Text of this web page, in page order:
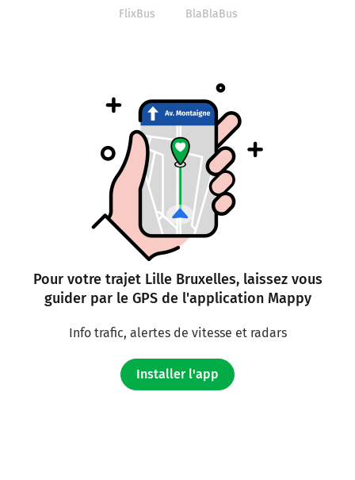
FlixBus BlaBlaBus
Pour votre trajet Lille Bruxelles, laissez vous
guider par le GPS de l'application Mappy
Info trafic, alertes de vitesse et radars
Installer l'app